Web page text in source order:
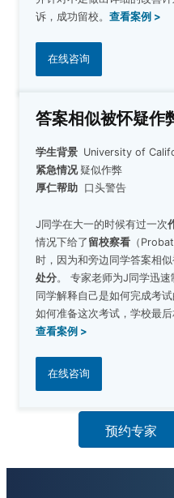
诉，成功留校。 查看案例 >
在线咨询
答案相似被怀疑作
学生背景 University of
紧急情况 疑似作弊
厚仁帮助 口头警告
J同学在大一的时候有过一次
情况下给了 留校察看 （
时，因为和旁边同学答案相
处分。
专家老师为J同学迅
同学解释自己是如何完成考
如何准备这次考试，学校最
查看案例 >
在线咨询
预约专家